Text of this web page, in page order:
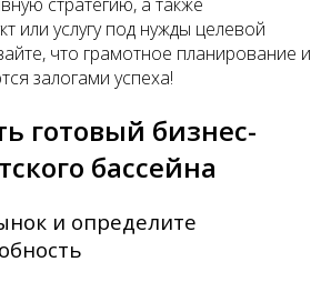
или услугу под нужды целевой
что грамотное планирование и
залогами успеха!
готовый бизнес-
бассейна
и определите